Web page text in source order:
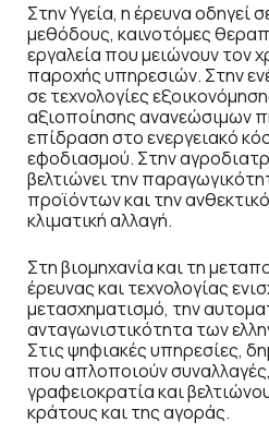
Στην Υγεία, η έρευνα οδηγεί
μεθόδους, καινοτόμες
εργαλεία που μειώνουν τον
παροχής υπηρεσιών. Στην
σε τεχνολογίες
αξιοποίησης ανανεώσιμων
επίδραση στο ενεργειακό
εφοδιασμού. Στην
βελτιώνει την
προϊόντων και την
κλιματική αλλαγή.
Στη βιομηχανία και τη
έρευνας και τεχνολογίας
μετασχηματισμό, την
ανταγωνιστικότητα των
Στις ψηφιακές υπηρεσίες,
που απλοποιούν
γραφειοκρατία και
κράτους και της αγοράς.